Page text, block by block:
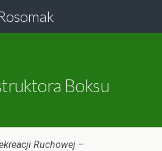
Boksu
Ruchowej –